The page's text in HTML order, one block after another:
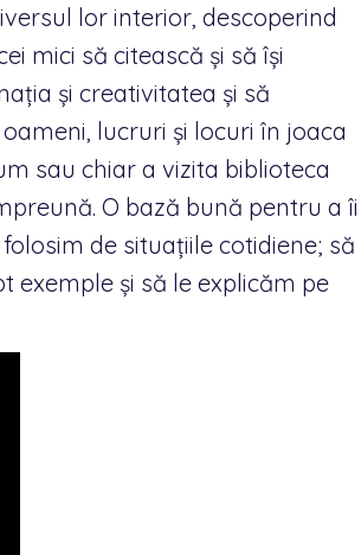
lor interior, descoperind
mici să citească și să își
și creativitatea și să
lucruri și locuri în joaca
sau chiar a vizita biblioteca
O bază bună pentru a îi
de situațiile cotidiene; să
exemple și să le explicăm pe